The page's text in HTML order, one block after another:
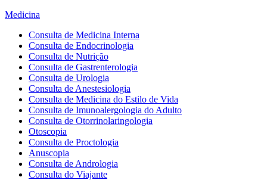
Medicina
Consulta de Medicina Interna
Consulta de Endocrinologia
Consulta de Nutrição
Consulta de Gastrenterologia
Consulta de Urologia
Consulta de Anestesiologia
Consulta de Medicina do Estilo de Vida
Consulta de Imunoalergologia do Adulto
Consulta de Otorrinolaringologia
Otoscopia
Consulta de Proctologia
Anuscopia
Consulta de Andrologia
Consulta do Viajante